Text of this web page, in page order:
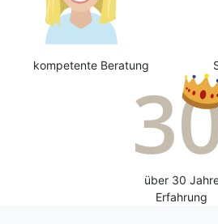
kompetente Beratung
über 30
Erfahrung